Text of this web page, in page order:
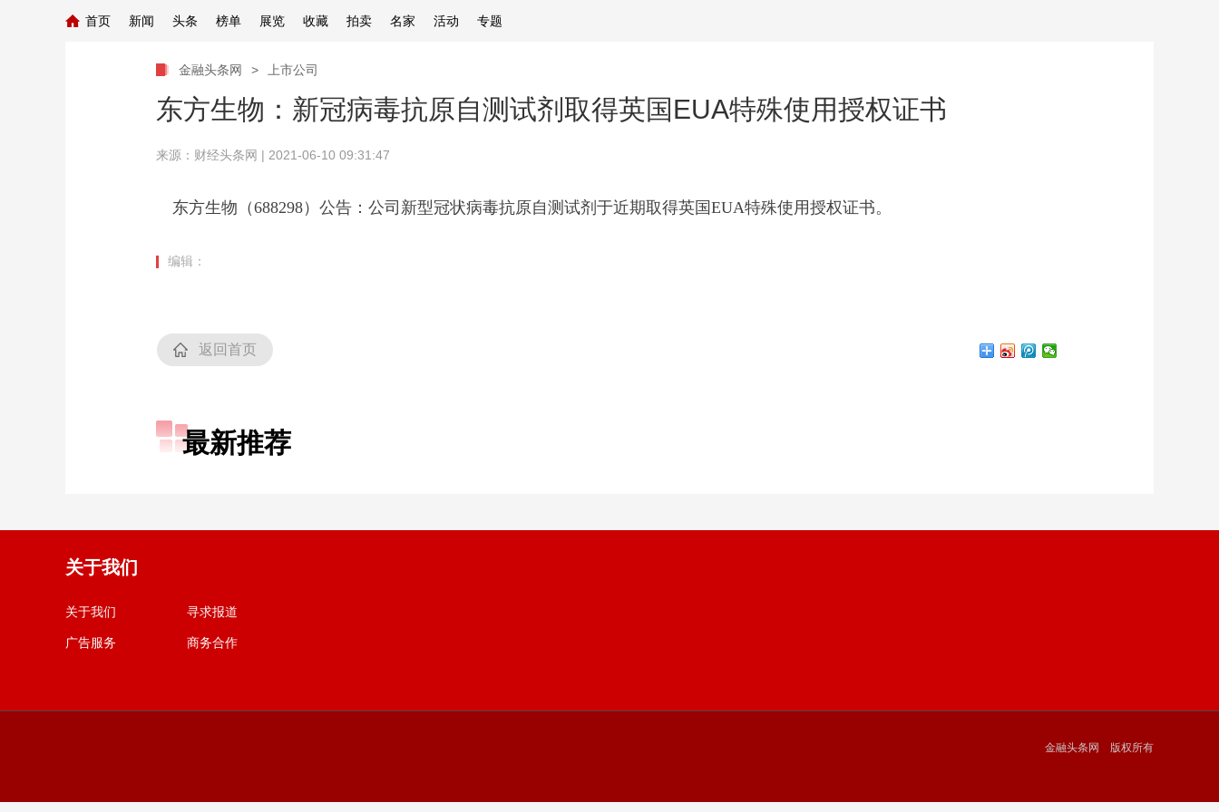
首页 新闻 头条 榜单 展览 收藏 拍卖 名家 活动 专题
金融头条网 > 上市公司
东方生物：新冠病毒抗原自测试剂取得英国EUA特殊使用授权证书
来源： 财经头条网 | 2021-06-10 09:31:47
东方生物（688298）公告：公司新型冠状病毒抗原自测试剂于近期取得英国EUA特殊使用授权证书。
编辑：
返回首页
最新推荐
关于我们
关于我们 寻求报道
广告服务 商务合作
金融头条网 版权所有